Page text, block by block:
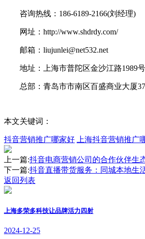
咨询热线：186-6189-2166(刘经理)
网址：http://www.shdrdy.com/
邮箱：liujunlei@net532.net
地址：上海市普陀区金沙江路1989号
总部：青岛市市南区百盛商业大厦
本文关键词：
抖音营销推广哪家好 上海抖音营销推广
上一篇:抖音电商营销公司的合作伙伴生
下一篇:抖音直播带货服务：同城本地生
返回列表
上海多荣多科技让品牌活力四射
2024-12-25